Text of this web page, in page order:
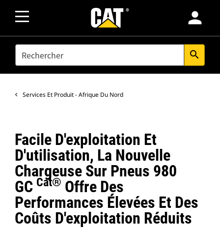
person
SEARCH search
Services Et Produit - Afrique Du Nord
Facile D'exploitation Et
D'utilisation, La Nouvelle
Chargeuse Sur Pneus 980
GC Cat® Offre Des
Performances Élevées Et Des
Coûts D'exploitation Réduits